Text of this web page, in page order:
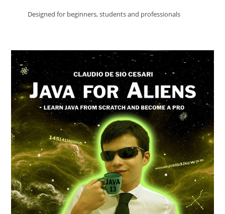
Designed for beginners, students and professionals